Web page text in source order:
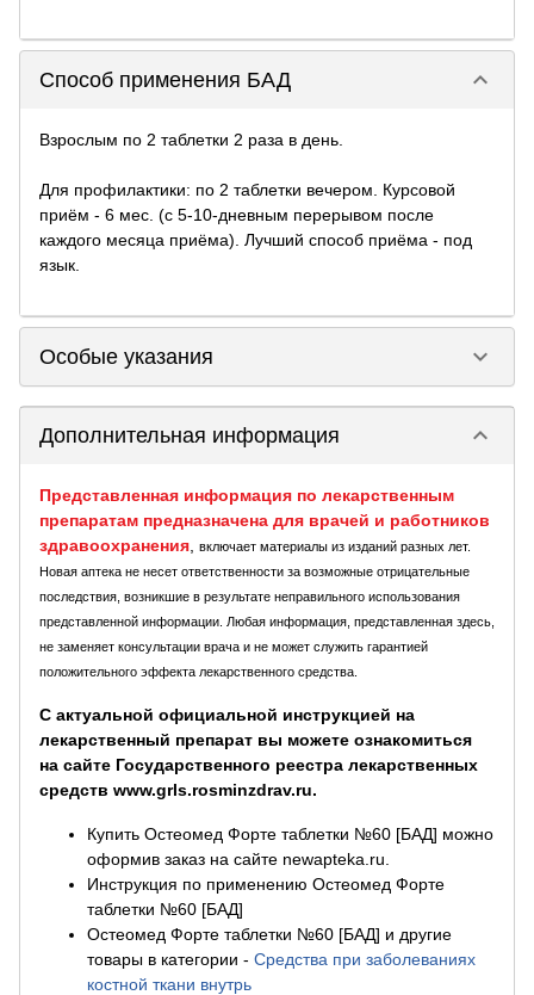
Способ применения БАД keyboard_arrow_down
Взрослым по 2 таблетки 2 раза в день.
Для профилактики: по 2 таблетки вечером. Курсовой
приём - 6 мес. (с 5-10-дневным перерывом после
каждого месяца приёма). Лучший способ приёма - под
язык.
Особые указания keyboard_arrow_down
Дополнительная информация keyboard_arrow_down
Представленная информация по лекарственным
препаратам предназначена для врачей и работников
здравоохранения
включает материалы из изданий разных лет.
Новая аптека не несет ответственности за возможные отрицательные
последствия, возникшие в результате неправильного использования
представленной информации. Любая информация, представленная здесь,
не заменяет консультации врача и не может служить гарантией
положительного эффекта лекарственного средства.
С актуальной официальной инструкцией на
лекарственный препарат вы можете ознакомиться
на сайте Государственного реестра лекарственных
средств www.grls.rosminzdrav.ru.
Купить Остеомед Форте таблетки №60 [БАД] можно
оформив заказ на сайте newapteka.ru.
Инструкция по применению Остеомед Форте
таблетки №60 [БАД]
Остеомед Форте таблетки №60 [БАД] и другие
товары в категории - Средства при заболеваниях
костной ткани внутрь